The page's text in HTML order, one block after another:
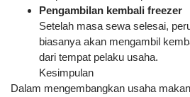
Pengambilan kembali freezer
Setelah masa sewa selesai,
biasanya akan mengambil
dari tempat pelaku usaha.
Kesimpulan
Dalam mengembangkan usaha